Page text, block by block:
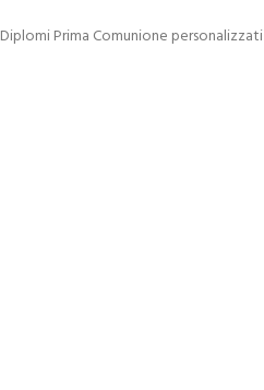
Diplomi Prima Comunione personalizzati